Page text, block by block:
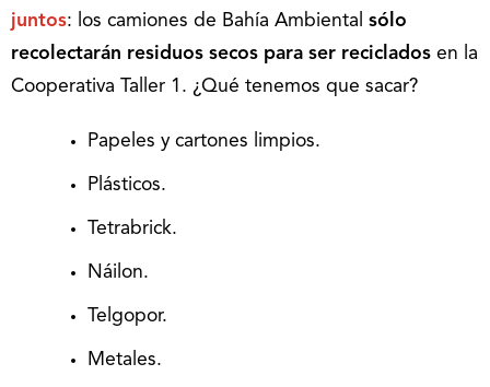
juntos: los camiones de Bahía Ambiental sólo
recolectarán residuos secos para ser reciclados en la
Cooperativa Taller 1. ¿Qué tenemos que sacar?
Papeles y cartones limpios.
Plásticos.
Tetrabrick.
Náilon.
Telgopor.
Metales.